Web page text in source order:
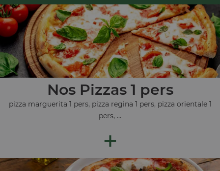
Nos Pizzas 1 pers
pizza marguerita 1 pers, pizza regina 1 pers, pizza orientale 1
pers, ...
+